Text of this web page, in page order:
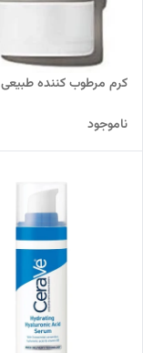
کرم مرطوب ‌کننده طبیعی
ناموجود